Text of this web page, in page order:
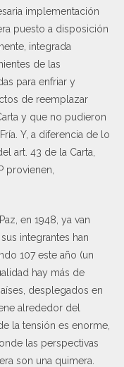
implementación
puesto a disposición
integrada
de las
para enfriar y
de reemplazar
y que no pudieron
Y, a diferencia de lo
art. 43 de la Carta,
provienen,
en 1948, ya van
integrantes han
107 este año (un
hay más de
desplegados en
alrededor del
la tensión es enorme,
las perspectivas
son una quimera.